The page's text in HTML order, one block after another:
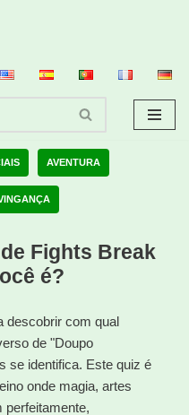
AVENTURA
Fights Break
é?
descobrir com qual
de "Doupo
se identifica. Este quiz é
onde magia, artes
perfeitamente,